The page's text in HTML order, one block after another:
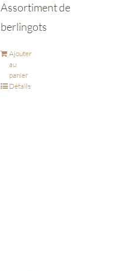
Assortiment de
berlingots
Ajouter
au
panier
Détails